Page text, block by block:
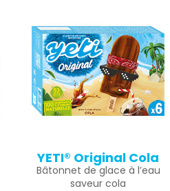
YETI® Original Cola
Bâtonnet de glace à l’eau
saveur cola